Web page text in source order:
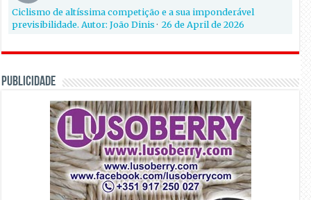
Ciclismo de altíssima competição e a sua imponderável
previsibilidade. Autor: João Dinis·26 de April de 2026
PUBLICIDADE